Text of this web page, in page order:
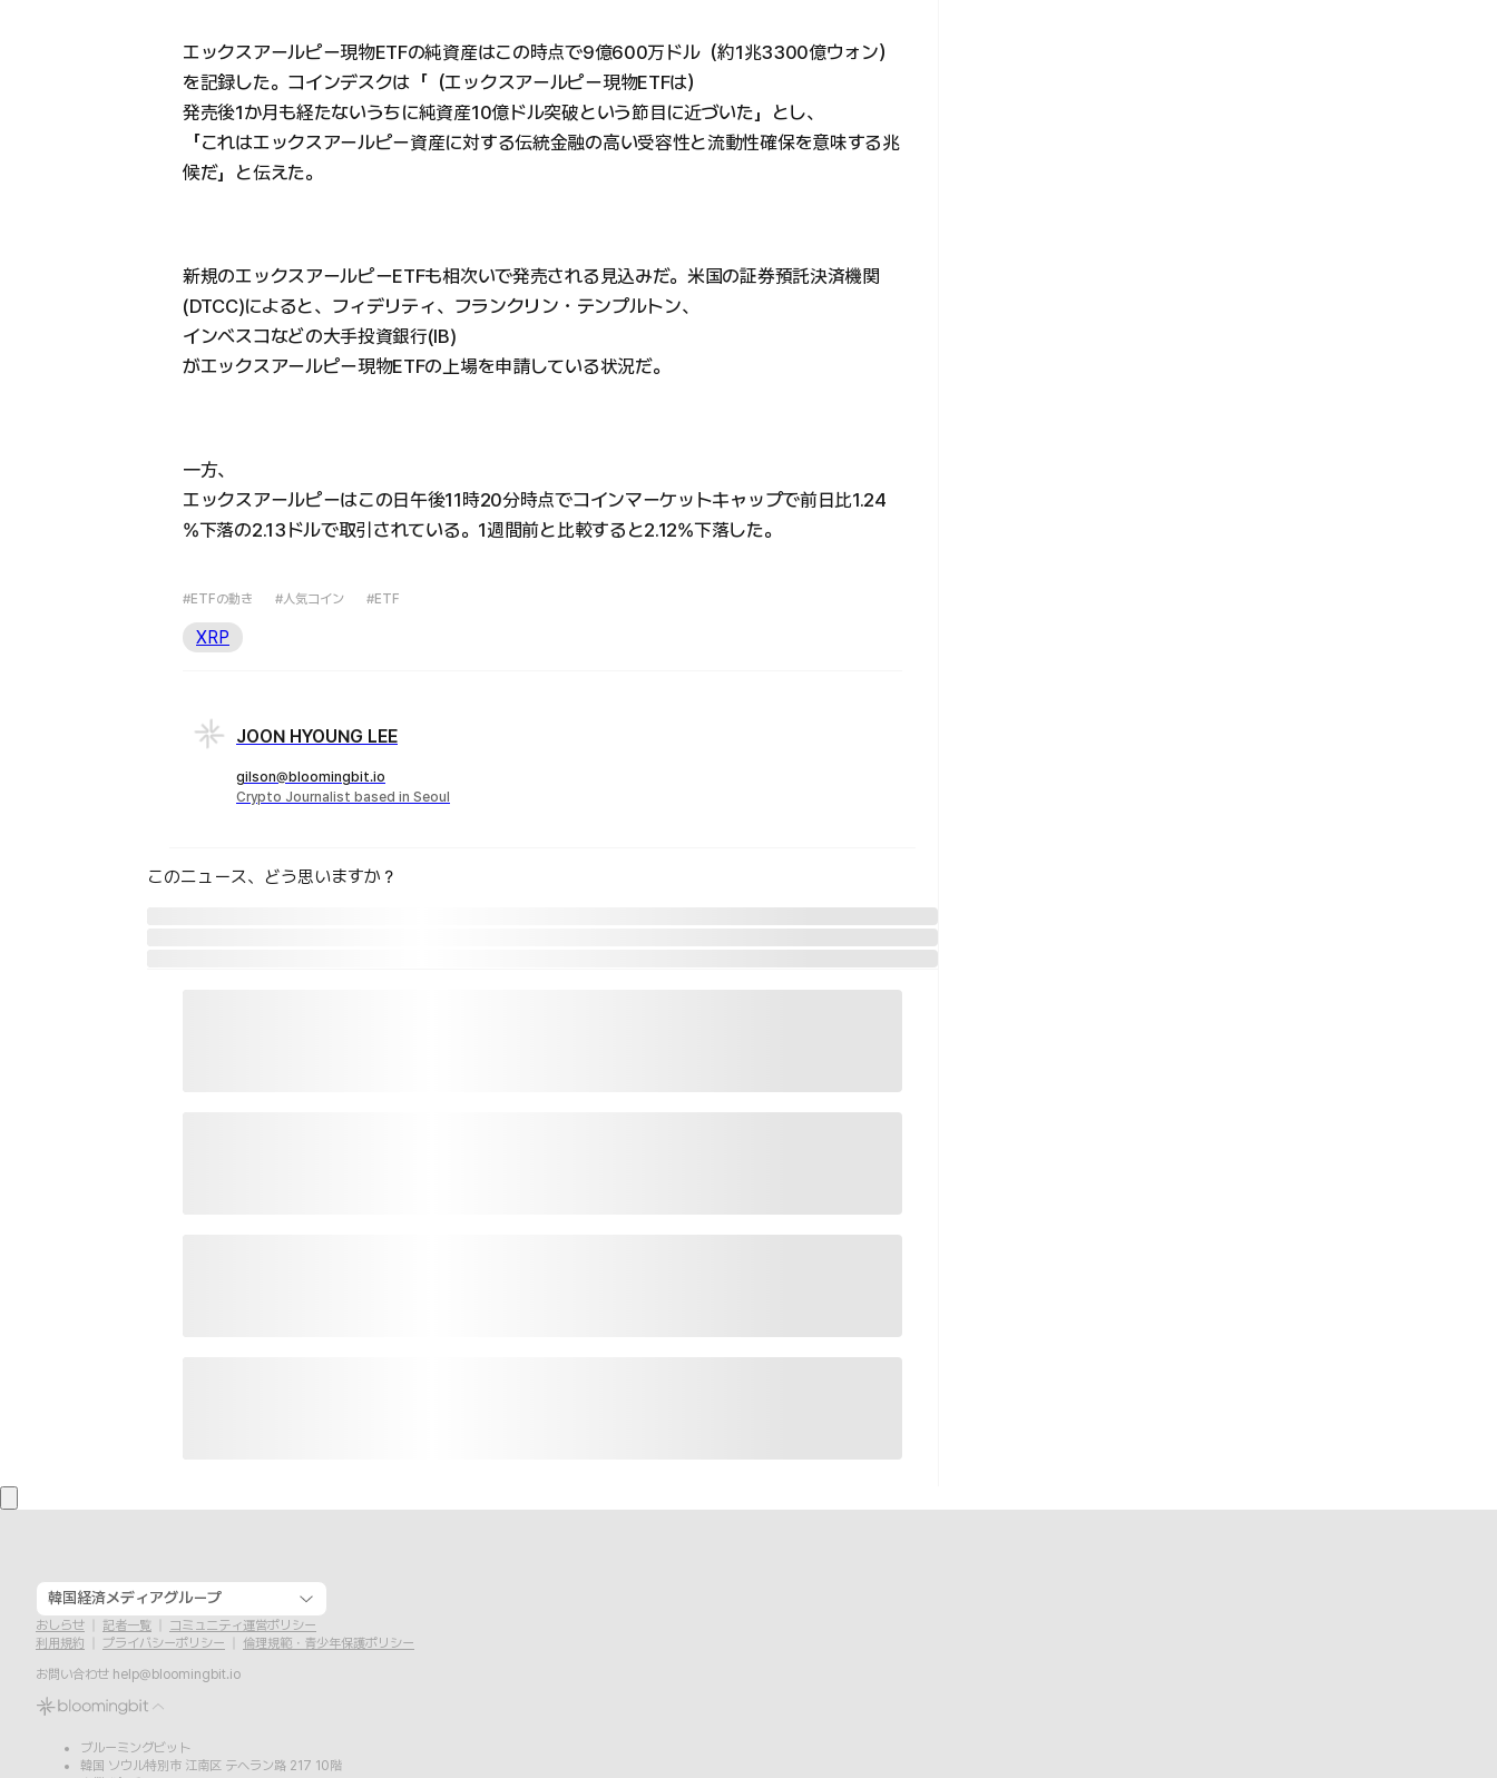
エックスアールピー現物ETFの純資産はこの時点で9億600万ドル（約1兆3300億ウォン）
を記録した。コインデスクは「（エックスアールピー現物ETFは）
発売後1か月も経たないうちに純資産10億ドル突破という節目に近づいた」とし、
「これはエックスアールピー資産に対する伝統金融の高い受容性と流動性確保を意味する兆
候だ」と伝えた。
新規のエックスアールピーETFも相次いで発売される見込みだ。米国の証券預託決済機関
(DTCC)によると、フィデリティ、フランクリン・テンプルトン、
インベスコなどの大手投資銀行(IB)
がエックスアールピー現物ETFの上場を申請している状況だ。
一方、
エックスアールピーはこの日午後11時20分時点でコインマーケットキャップで前日比1.24
%下落の2.13ドルで取引されている。1週間前と比較すると2.12%下落した。
#ETFの動き #人気コイン #ETF
XRP
JOON HYOUNG LEE
gilson@bloomingbit.io
Crypto Journalist based in Seoul
このニュース、どう思いますか？
韓国経済メディアグループ
おしらせ 記者一覧
コミュニティ運営ポリシー
利用規約
プライバシーポリシー
倫理規範・青少年保護ポリシー
お問い合わせ help@bloomingbit.io
ブルーミングビット
韓国 ソウル特別市 江南区 テヘラン路 217 10階